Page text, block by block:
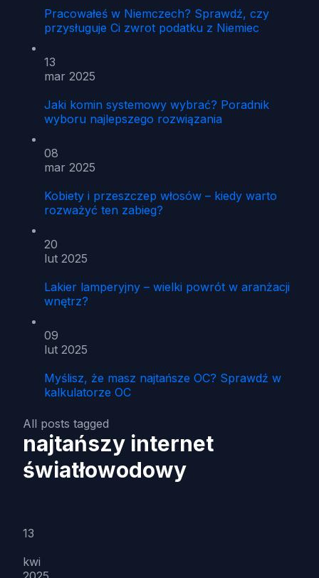
Pracowałeś w Niemczech? Sprawdź, czy
przysługuje Ci zwrot podatku z Niemiec
13
mar 2025
Jaki komin systemowy wybrać? Poradnik
wyboru najlepszego rozwiązania
08
mar 2025
Kobiety i przeszczep włosów – kiedy warto
rozważyć ten zabieg?
20
lut 2025
Lakier lamperyjny – wielki powrót w aranżacji
wnętrz?
09
lut 2025
Myślisz, że masz najtańsze OC? Sprawdź w
kalkulatorze OC
All posts tagged
najtańszy internet
światłowodowy
13
kwi